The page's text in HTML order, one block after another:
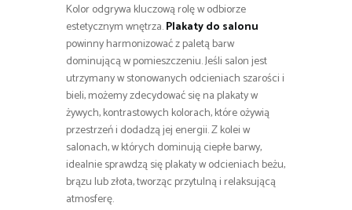
Kolor odgrywa kluczową rolę w odbiorze
estetycznym wnętrza.Plakaty do salonu
powinny harmonizować z paletą barw
dominującą w pomieszczeniu. Jeśli salon jest
utrzymany w stonowanych odcieniach szarości i
bieli, możemy zdecydować się na plakaty w
żywych, kontrastowych kolorach, które ożywią
przestrzeń i dodadzą jej energii. Z kolei w
salonach, w których dominują ciepłe barwy,
idealnie sprawdzą się plakaty w odcieniach beżu,
brązu lub złota, tworząc przytulną i relaksującą
atmosferę.